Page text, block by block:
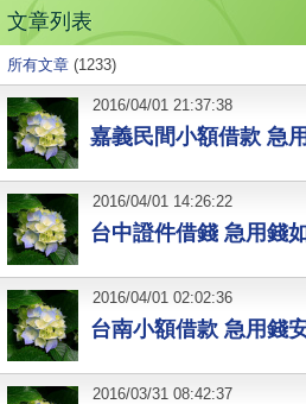
文章列表
所有文章 (1233)
嘉義民間小額借款 急
2016/04/01 21:37:38
台中證件借錢 急用錢
2016/04/01 14:26:22
台南小額借款 急用錢
2016/04/01 02:02:36
2016/03/31 08:42:37